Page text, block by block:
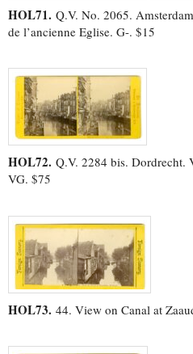
HOL71. Q.V. No. 2065.
de l’ancienne Eglise. G-. $15
HOL72. Q.V. 2284 bis. Dordrecht.
VG. $75
HOL73. 44. View on Canal at